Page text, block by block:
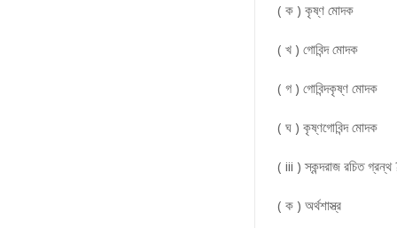
( ক ) কৃষ্ণ মোদক
( খ ) গোবিন্দ মোদক
( গ ) গোবিন্দকৃষ্ণ মোদক
( ঘ ) কৃষ্ণগোবিন্দ মোদক
( iii ) স্কন্দরাজ রচিত গ্রন্থ
( ক ) অর্থশাস্ত্র